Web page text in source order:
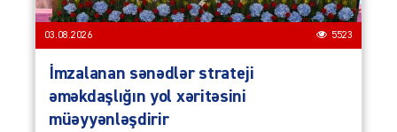
03.08.2026 5523
İmzalanan sənədlər strateji
əməkdaşlığın yol xəritəsini
müəyyənləşdirir